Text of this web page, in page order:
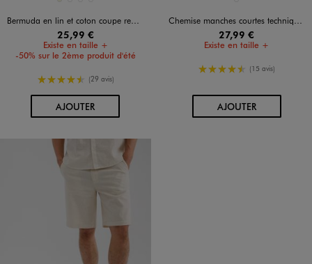
Bermuda en lin et coton coupe regular homme
25,99 €
Existe en taille +
-50% sur le 2ème produit d'été
4.5/5 de moyenne
(29 avis)
AJOUTERAU PANIER
Chemise manches courtes technique homme - Roadsign
27,99 €
Existe en taille +
4.5/5 de moyenne
(15 avis)
AJOUTERAU PANIER